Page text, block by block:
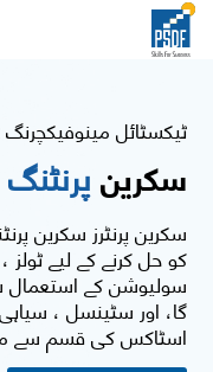
ٹیکسٹائل مینوفیکچرنگ
سکرینپرنٹنگ
سکرین پرنٹرز سکرین
کو حل کرنے کے لیے ٹولز
سولیوشن کے استعمال
گا، اور سٹینسل ،
اسٹاکس کی قسم سے